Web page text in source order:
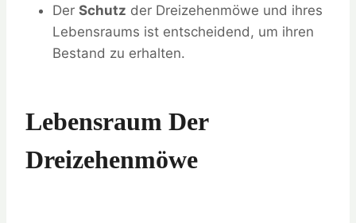
Der Schutz der Dreizehenmöwe und ihres
Lebensraums ist entscheidend, um ihren
Bestand zu erhalten.
Lebensraum Der
Dreizehenmöwe